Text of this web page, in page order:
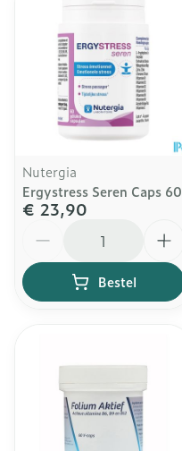
Nutergia
Ergystress Seren Caps 60
€ 23,90
Bestel